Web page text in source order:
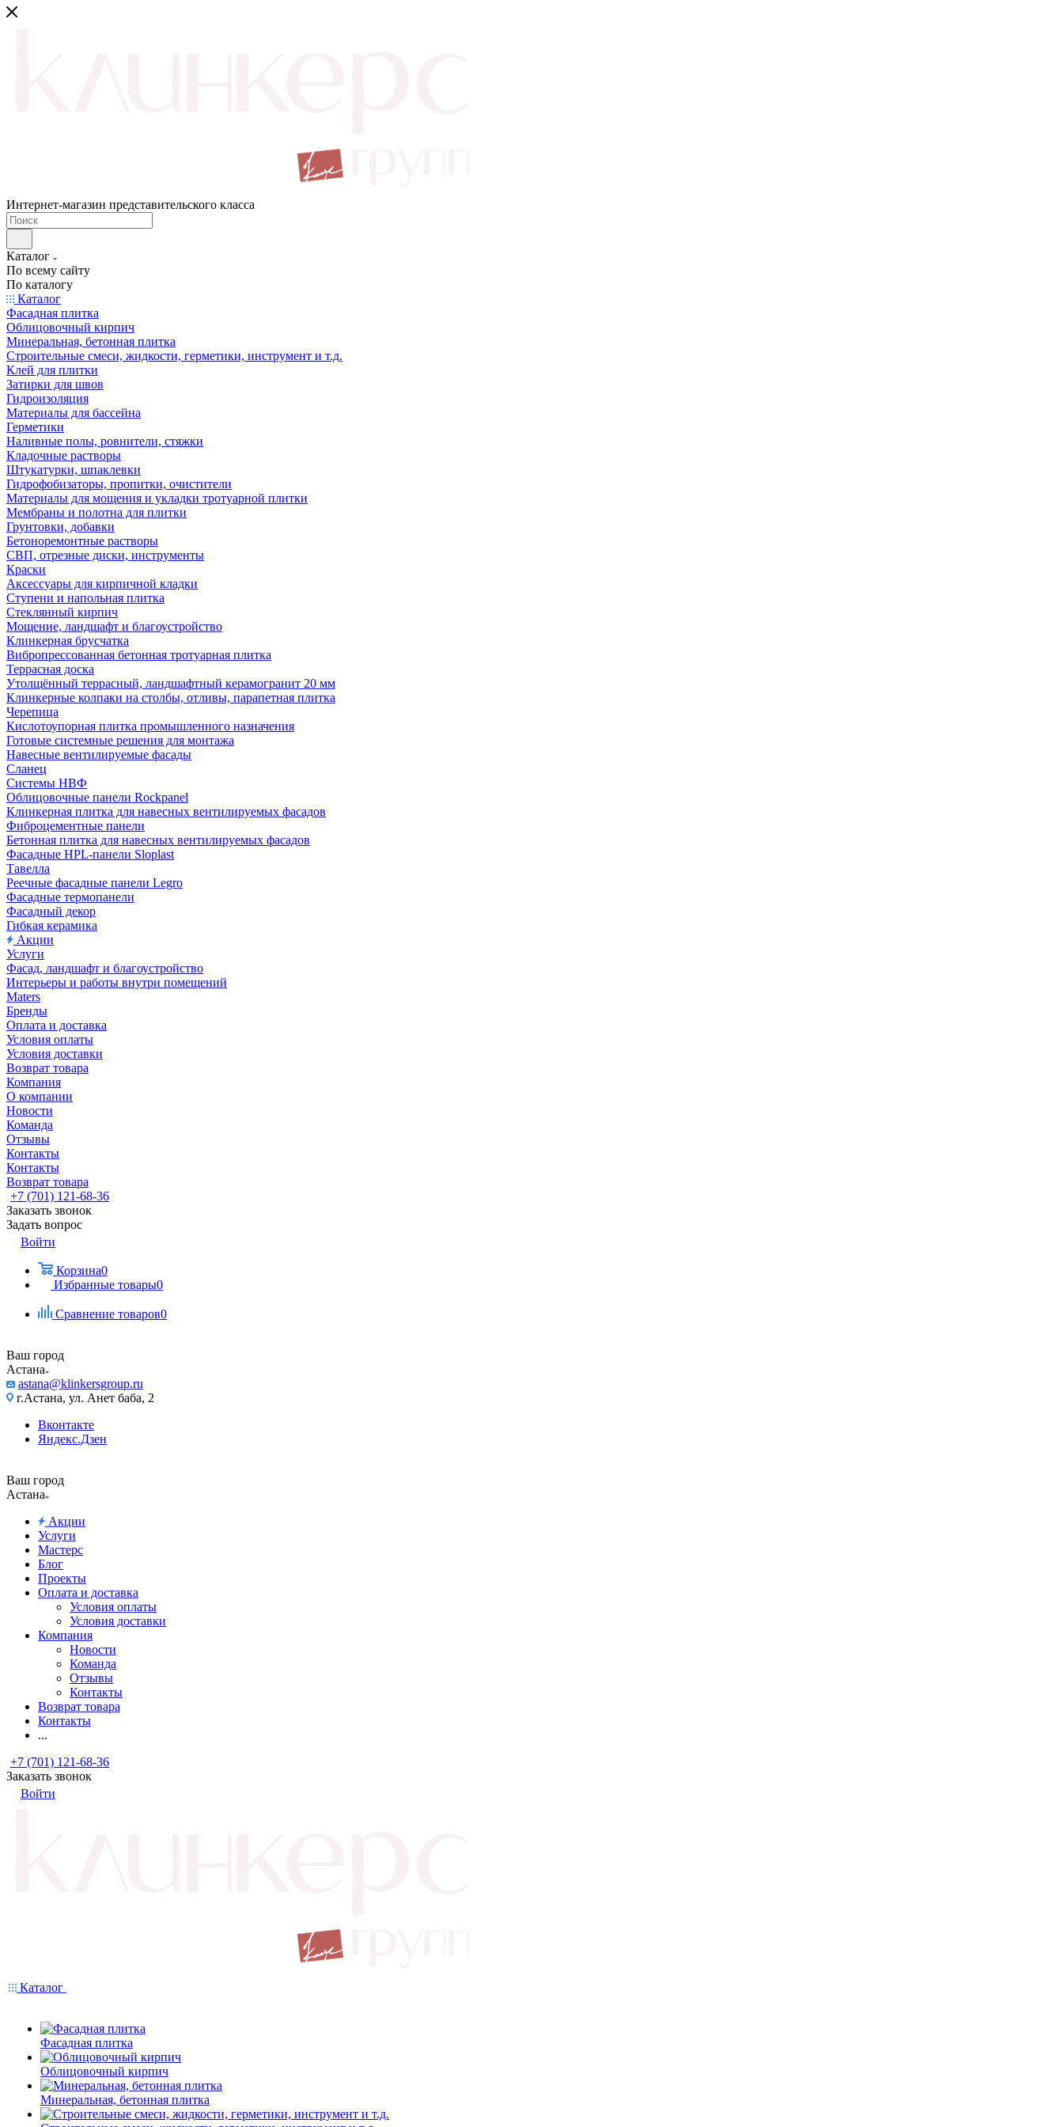
Интернет-магазин представительского класса
Каталог
По всему сайту
По каталогу
Каталог
Фасадная плитка
Облицовочный кирпич
Минеральная, бетонная плитка
Строительные смеси, жидкости, герметики, инструмент и т.д.
Клей для плитки
Затирки для швов
Гидроизоляция
Материалы для бассейна
Герметики
Наливные полы, ровнители, стяжки
Кладочные растворы
Штукатурки, шпаклевки
Гидрофобизаторы, пропитки, очистители
Материалы для мощения и укладки тротуарной плитки
Мембраны и полотна для плитки
Грунтовки, добавки
Бетоноремонтные растворы
СВП, отрезные диски, инструменты
Краски
Аксессуары для кирпичной кладки
Ступени и напольная плитка
Cтеклянный кирпич
Мощение, ландшафт и благоустройство
Клинкерная брусчатка
Вибропрессованная бетонная тротуарная плитка
Террасная доска
Утолщённый террасный, ландшафтный керамогранит 20 мм
Клинкерные колпаки на столбы, отливы, парапетная плитка
Черепица
Кислотоупорная плитка промышленного назначения
Готовые системные решения для монтажа
Навесные вентилируемые фасады
Сланец
Системы НВФ
Облицовочные панели Rockpanel
Клинкерная плитка для навесных вентилируемых фасадов
Фиброцементные панели
Бетонная плитка для навесных вентилируемых фасадов
Фасадные HPL-панели Sloplast
Тавелла
Реечные фасадные панели Legro
Фасадные термопанели
Фасадный декор
Гибкая керамика
Акции
Услуги
Фасад, ландшафт и благоустройство
Интерьеры и работы внутри помещений
Maters
Бренды
Оплата и доставка
Условия оплаты
Условия доставки
Возврат товара
Компания
О компании
Новости
Команда
Отзывы
Контакты
Контакты
Возврат товара
+7 (701) 121-68-36
Заказать звонок
Задать вопрос
Войти
Корзина0
Избранные товары0
Сравнение товаров0
Ваш город
Астана
astana@klinkersgroup.ru
г.Астана, ул. Анет баба, 2
Вконтакте
Яндекс.Дзен
Ваш город
Астана
Акции
Услуги
Мастерс
Блог
Проекты
Оплата и доставка
Условия оплаты
Условия доставки
Компания
Новости
Команда
Отзывы
Контакты
Возврат товара
Контакты
...
+7 (701) 121-68-36
Заказать звонок
Войти
Каталог
Фасадная плитка
Облицовочный кирпич
Минеральная, бетонная плитка